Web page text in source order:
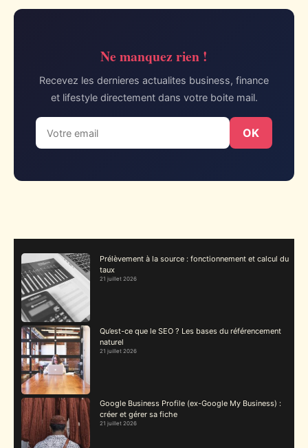
Ne manquez rien !
Recevez les dernieres actualites business, finance
et lifestyle directement dans votre boite mail.
OK
Prélèvement à la source : fonctionnement et calcul du
taux
21 juillet 2026
Qu’est-ce que le SEO ? Les bases du référencement
naturel
21 juillet 2026
Google Business Profile (ex-Google My Business) :
créer et gérer sa fiche
21 juillet 2026